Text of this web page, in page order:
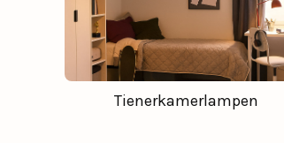
Tienerkamerlampen